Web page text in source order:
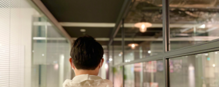
DONUTSの採用情報はこちら